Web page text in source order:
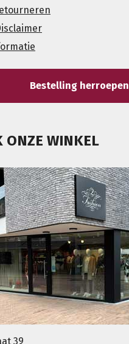
Bestelling herroepen
ONZE WINKEL
39